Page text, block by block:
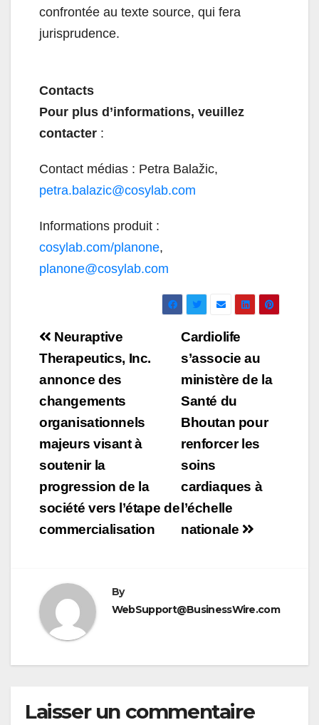
confrontée au texte source, qui fera
jurisprudence.
Contacts
Pour plus d’informations, veuillez
contacter :
Contact médias : Petra Balažic,
petra.balazic@cosylab.com
Informations produit :
cosylab.com/planone,
planone@cosylab.com
Navigation
de
l’article
Cardiolife
s’associe au
ministère de la
Santé du
Bhoutan pour
renforcer les
soins
cardiaques à
l’échelle
nationale
Neuraptive
Therapeutics, Inc.
annonce des
changements
organisationnels
majeurs visant à
soutenir la
progression de la
société vers l’étape de
commercialisation
By
WebSupport@BusinessWire.com
Laisser un commentaire